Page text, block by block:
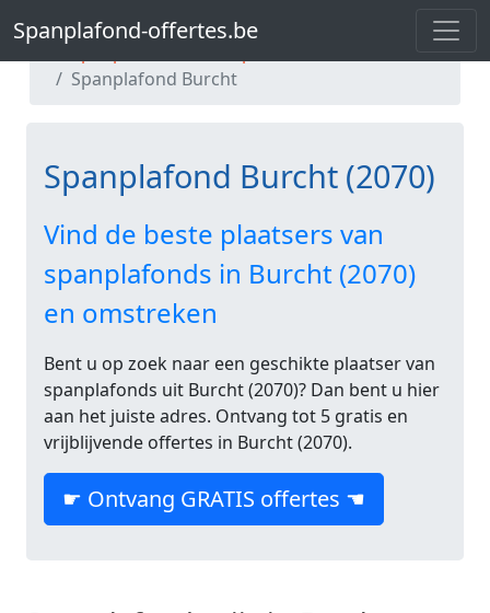
Spanplafond-offertes.be
Spanplafond-offertes.be
Spanplafond Burcht
Spanplafond Burcht (2070)
Vind de beste plaatsers van
spanplafonds in Burcht (2070)
en omstreken
Bent u op zoek naar een geschikte plaatser van
spanplafonds uit Burcht (2070)? Dan bent u hier
aan het juiste adres. Ontvang tot 5 gratis en
vrijblijvende offertes in Burcht (2070).
☛ Ontvang GRATIS offertes ☚